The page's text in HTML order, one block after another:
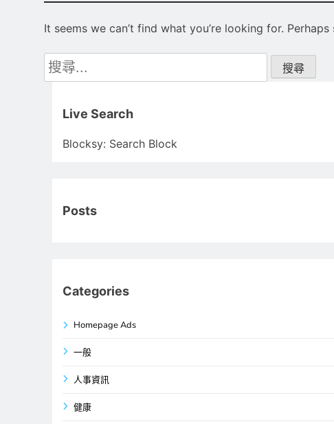
It seems we can’t find what you’re looking for.
搜
尋
Live Search
Blocksy: Search Block
Posts
Categories
Homepage Ads
一般
人事資訊
健康